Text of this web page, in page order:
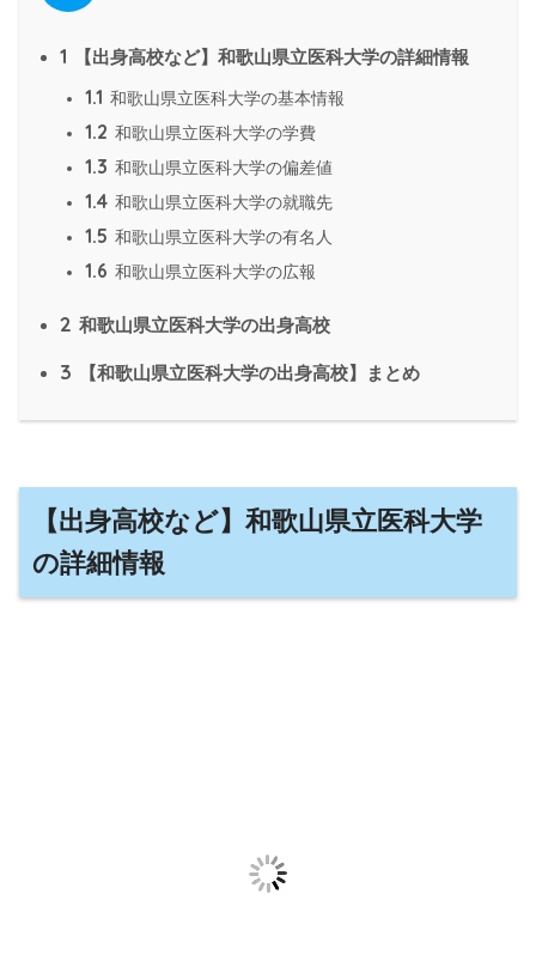
1 【出身高校など】和歌山県立医科大学の詳細情報
1.1 和歌山県立医科大学の基本情報
1.2 和歌山県立医科大学の学費
1.3 和歌山県立医科大学の偏差値
1.4 和歌山県立医科大学の就職先
1.5 和歌山県立医科大学の有名人
1.6 和歌山県立医科大学の広報
2 和歌山県立医科大学の出身高校
3 【和歌山県立医科大学の出身高校】まとめ
【出身高校など】和歌山県立医科大学
の詳細情報